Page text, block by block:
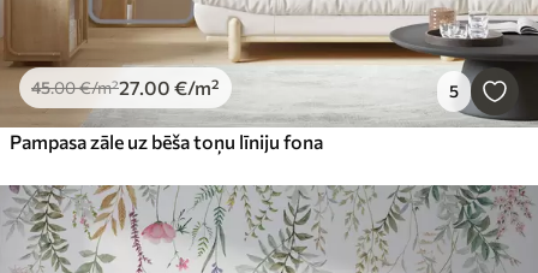
45.00€/m²27.00 €/m² 5
Pampasa zāle uz bēša toņu līniju fona